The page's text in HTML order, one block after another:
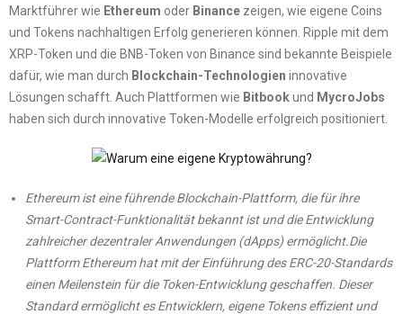
Marktführer wie Ethereum oder Binance zeigen, wie eigene Coins
und Tokens nachhaltigen Erfolg generieren können. Ripple mit dem
XRP-Token und die BNB-Token von Binance sind bekannte Beispiele
dafür, wie man durch Blockchain-Technologien innovative
Lösungen schafft. Auch Plattformen wie Bitbookund MycroJobs
haben sich durch innovative Token-Modelle erfolgreich positioniert.
Ethereum ist eine führende Blockchain-Plattform, die für ihre
Smart-Contract-Funktionalität bekannt ist und die Entwicklung
zahlreicher dezentraler Anwendungen (dApps) ermöglicht.Die
Plattform Ethereum hat mit der Einführung des ERC-20-Standards
einen Meilenstein für die Token-Entwicklung geschaffen. Dieser
Standard ermöglicht es Entwicklern, eigene Tokens effizient und